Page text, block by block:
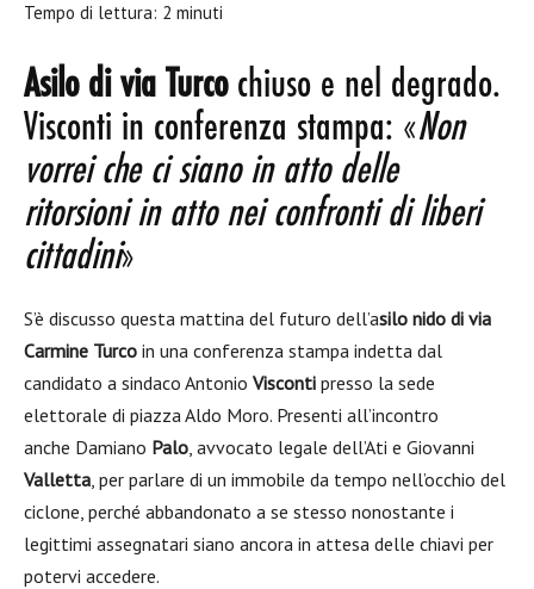
Tempo di lettura: 2 minuti
Asilo di via Turcochiuso e nel degrado.
Visconti in conferenza stampa: «Non
vorrei che ci siano in atto delle
ritorsioni in atto nei confronti di liberi
cittadini»
S’è discusso questa mattina del futuro dell’asilo nido di via
Carmine Turco in una conferenza stampa indetta dal
candidato a sindaco Antonio Visconti presso la sede
elettorale di piazza Aldo Moro. Presenti all’incontro
anche Damiano Palo, avvocato legale dell’Ati e Giovanni
Valletta, per parlare di un immobile da tempo nell’occhio del
ciclone, perché abbandonato a se stesso nonostante i
legittimi assegnatari siano ancora in attesa delle chiavi per
potervi accedere.